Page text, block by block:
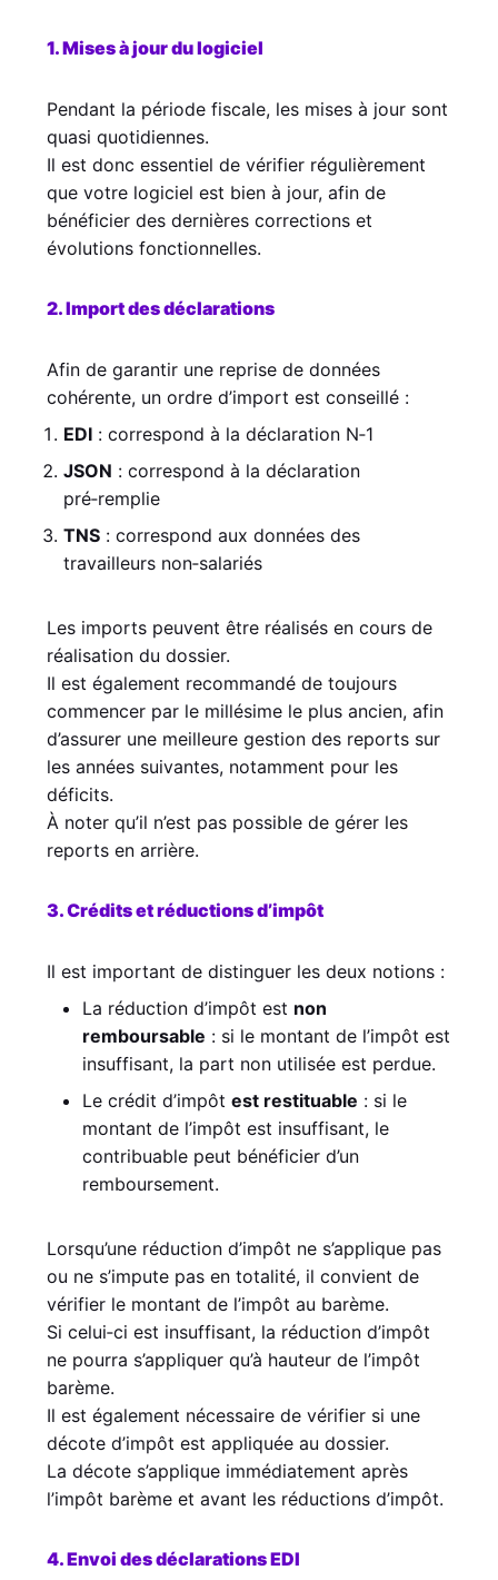
1. Mises à jour du logiciel
Pendant la période fiscale, les mises à jour sont
quasi quotidiennes.
Il est donc essentiel de vérifier régulièrement
que votre logiciel est bien à jour, afin de
bénéficier des dernières corrections et
évolutions fonctionnelles.
2. Import des déclarations
Afin de garantir une reprise de données
cohérente, un ordre d’import est conseillé :
EDI : correspond à la déclaration N‑1
JSON : correspond à la déclaration
pré‑remplie
TNS : correspond aux données des
travailleurs non‑salariés
Les imports peuvent être réalisés en cours de
réalisation du dossier.
Il est également recommandé de toujours
commencer par le millésime le plus ancien, afin
d’assurer une meilleure gestion des reports sur
les années suivantes, notamment pour les
déficits.
À noter qu’il n’est pas possible de gérer les
reports en arrière.
3. Crédits et réductions d’impôt
Il est important de distinguer les deux notions :
La réduction d’impôt est non
remboursable : si le montant de l’impôt est
insuffisant, la part non utilisée est perdue.
Le crédit d’impôt est restituable : si le
montant de l’impôt est insuffisant, le
contribuable peut bénéficier d’un
remboursement.
Lorsqu’une réduction d’impôt ne s’applique pas
ou ne s’impute pas en totalité, il convient de
vérifier le montant de l’impôt au barème.
Si celui‑ci est insuffisant, la réduction d’impôt
ne pourra s’appliquer qu’à hauteur de l’impôt
barème.
Il est également nécessaire de vérifier si une
décote d’impôt est appliquée au dossier.
La décote s’applique immédiatement après
l’impôt barème et avant les réductions d’impôt.
4. Envoi des déclarations EDI